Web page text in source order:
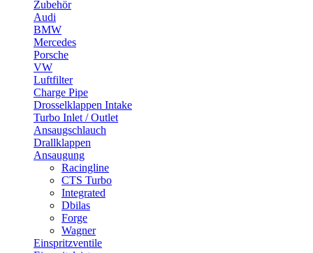
Zubehör
Audi
BMW
Mercedes
Porsche
VW
Luftfilter
Charge Pipe
Drosselklappen Intake
Turbo Inlet / Outlet
Ansaugschlauch
Drallklappen
Ansaugung
Racingline
CTS Turbo
Integrated
Dbilas
Forge
Wagner
Einspritzventile